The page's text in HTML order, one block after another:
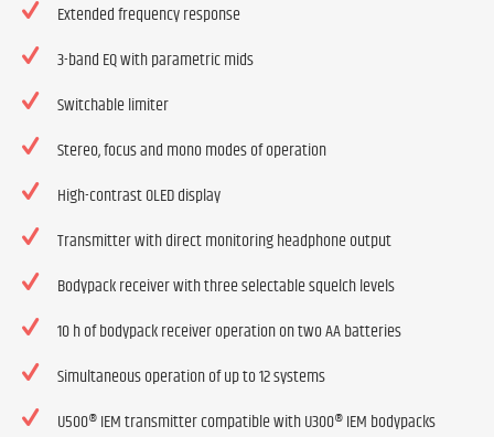
Extended frequency response
3-band EQ with parametric mids
Switchable limiter
Stereo, focus and mono modes of operation
High-contrast OLED display
Transmitter with direct monitoring headphone output
Bodypack receiver with three selectable squelch levels
10 h of bodypack receiver operation on two AA batteries
Simultaneous operation of up to 12 systems
U500® IEM transmitter compatible with U300® IEM bodypacks